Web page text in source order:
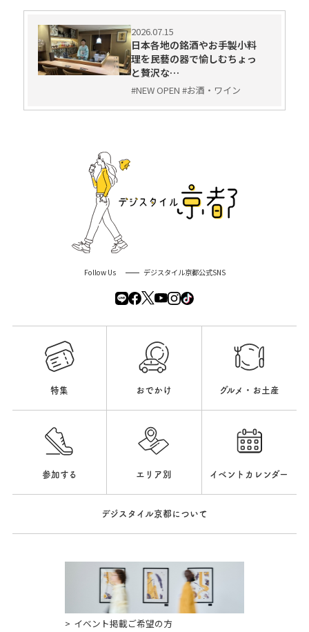
2026.07.15
日本各地の銘酒やお手製小料
理を民藝の器で愉しむちょっ
と贅沢な…
#NEW OPEN #お酒・ワイン
Follow Us デジスタイル京都公式SNS
特集 おでかけ グルメ・お土産
参加する エリア別 イベントカレンダー
デジスタイル京都について
イベント掲載ご希望の方